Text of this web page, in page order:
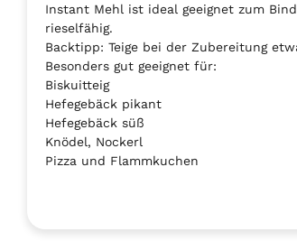
Instant Mehl ist ideal geeignet zum
rieselfähig.
Backtipp: Teige bei der Zubereitung
Besonders gut geeignet für:
Biskuitteig
Hefegebäck pikant
Hefegebäck süß
Knödel, Nockerl
Pizza und Flammkuchen